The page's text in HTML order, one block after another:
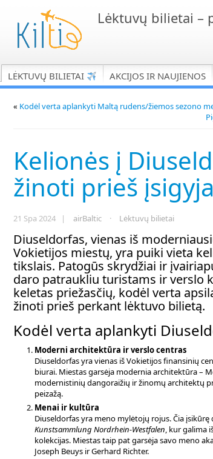
Lėktuvų bilietai –
LĖKTUVŲ BILIETAI AKCIJOS IR NAUJIENOS
« Kodėl verta aplankyti Maltą rudens/žiemos sezono
Kelionės į
žinoti prieš
21 Spa 2024 | airBaltic · Lėktuvų bilietai
Diuseldorfas, vienas iš
Vokietijos miestų, yra puiki vieta
tikslais. Patogūs skrydžiai ir
daro patraukliu turistams ir verslo
keletas priežasčių, kodėl verta
žinoti prieš perkant lėktuvo bilietą.
Kodėl verta aplankyti
Moderni architektūra ir verslo centras
Diuseldorfas yra vienas iš Vokietijos finansinių
biurai. Miestas garsėja modernia architektūra –
modernistinių dangoraižių ir žinomų architektų
peizažą.
Menai ir kultūra
Diuseldorfas yra meno mylėtojų rojus. Čia
Kunstsammlung Nordrhein-Westfalen, kur galima
kolekcijas. Miestas taip pat garsėja savo meno
Joseph Beuys ir Gerhard Richter.